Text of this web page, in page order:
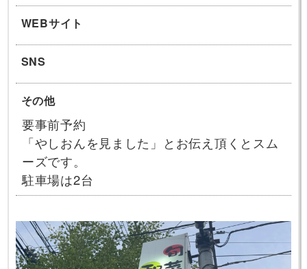
WEBサイト
SNS
その他
要事前予約
「やしおんを見ました」とお伝え頂くとスム
ーズです。
駐車場は2台